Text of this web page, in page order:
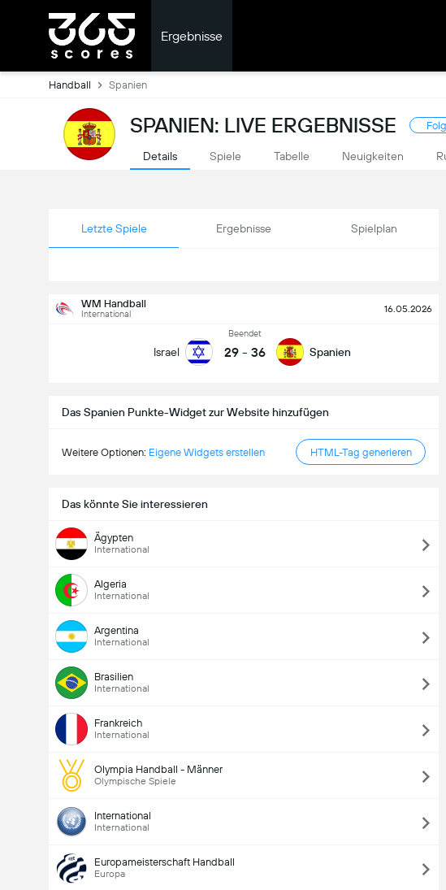
Ergebnisse
Handball Spanien
SPANIEN: LIVE ERGEBNISSE
Details Spiele Tabelle Neuigkeiten
Letzte Spiele Ergebnisse Spielplan
WM Handball
International 16.05.2026
Israel
Beendet
29 - 36 Spanien
Das Spanien Punkte-Widget zur Website hinzufügen
Weitere Optionen: Eigene Widgets erstellen HTML-Tag generieren
Das könnte Sie interessieren
Ägypten
International
Algeria
International
Argentina
International
Brasilien
International
Frankreich
International
Olympia Handball - Männer
Olympische Spiele
International
International
Europameisterschaft Handball
Europa